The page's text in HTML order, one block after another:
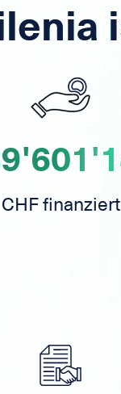
CHF finanziert